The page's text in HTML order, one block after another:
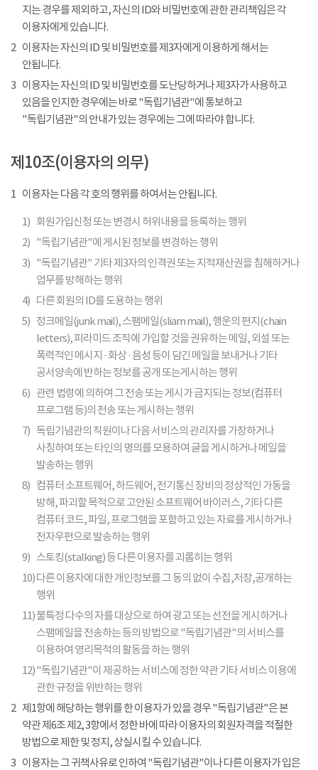
지는 경우를 제외하고, 자신의 ID와 비밀번호에 관한 관리책임은 각
이용자에게 있습니다.
2 이용자는 자신의 ID 및 비밀번호를 제3자에게 이용하게 해서는
안됩니다.
3 이용자는 자신의 ID 및 비밀번호를 도난당하거나 제3자가 사용하고
있음을 인지한 경우에는 바로 "독립기념관"에 통보하고
"독립기념관"의 안내가 있는 경우에는 그에 따라야 합니다.
제10조(이용자의 의무)
1 이용자는 다음 각 호의 행위를 하여서는 안됩니다.
1) 회원가입신청 또는 변경시 허위내용을 등록하는 행위
2) "독립기념관"에 게시된 정보를 변경하는 행위
3) "독립기념관" 기타 제3자의 인격권 또는 지적재산권을 침해하거나
업무를 방해하는 행위
4) 다른 회원의 ID를 도용하는 행위
5) 정크메일(junk mail), 스팸메일(sliam mail), 행운의 편지(chain
letters), 피라미드 조직에 가입할 것을 권유하는 메일, 외설 또는
폭력적인 메시지 · 화상 · 음성 등이 담긴 메일을 보내거나 기타
공서양속에 반하는 정보를 공개 또는게시하는 행위
6) 관련 법령에 의하여 그 전송 또는 게시가 금지되는 정보(컴퓨터
프로그램 등)의 전송 또는 게시하는 행위
7) 독립기념관의 직원이나 다음 서비스의 관리자를 가장하거나
사칭하여 또는 타인의 명의를 모용하여 글을 게시하거나 메일을
발송하는 행위
8) 컴퓨터 소프트웨어, 하드웨어, 전기통신 장비의 정상적인 가동을
방해, 파괴할 목적으로 고안된 소프트웨어 바이러스, 기타 다른
컴퓨터 코드, 파일, 프로그램을 포함하고 있는 자료를 게시하거나
전자우편으로 발송하는 행위
9) 스토킹(stalking) 등 다른 이용자를 괴롭히는 행위
10)다른 이용자에 대한 개인정보를 그 동의 없이 수집,저장,공개하는
행위
11)불특정 다수의 자를 대상으로 하여 광고 또는 선전을 게시하거나
스팸메일을 전송하는 등의 방법으로 "독립기념관"의 서비스를
이용하여 영리목적의 활동을 하는 행위
12)"독립기념관"이 제공하는 서비스에 정한 약관 기타 서비스 이용에
관한 규정을 위반하는 행위
2 제1항에 해당하는 행위를 한 이용자가 있을 경우 "독립기념관"은 본
약관 제6조 제2, 3항에서 정한 바에 따라 이용자의 회원자격을 적절한
방법으로 제한 및 정지, 상실시킬 수 있습니다.
3 이용자는 그 귀책사유로 인하여 "독립기념관"이나 다른 이용자가 입은